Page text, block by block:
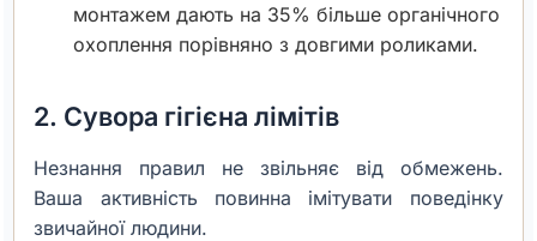
монтажем дають на 35% більше органічного
охоплення порівняно з довгими роликами.
2. Сувора гігієна лімітів
Незнання правил не звільняє від обмежень.
Ваша активність повинна імітувати поведінку
звичайної людини.